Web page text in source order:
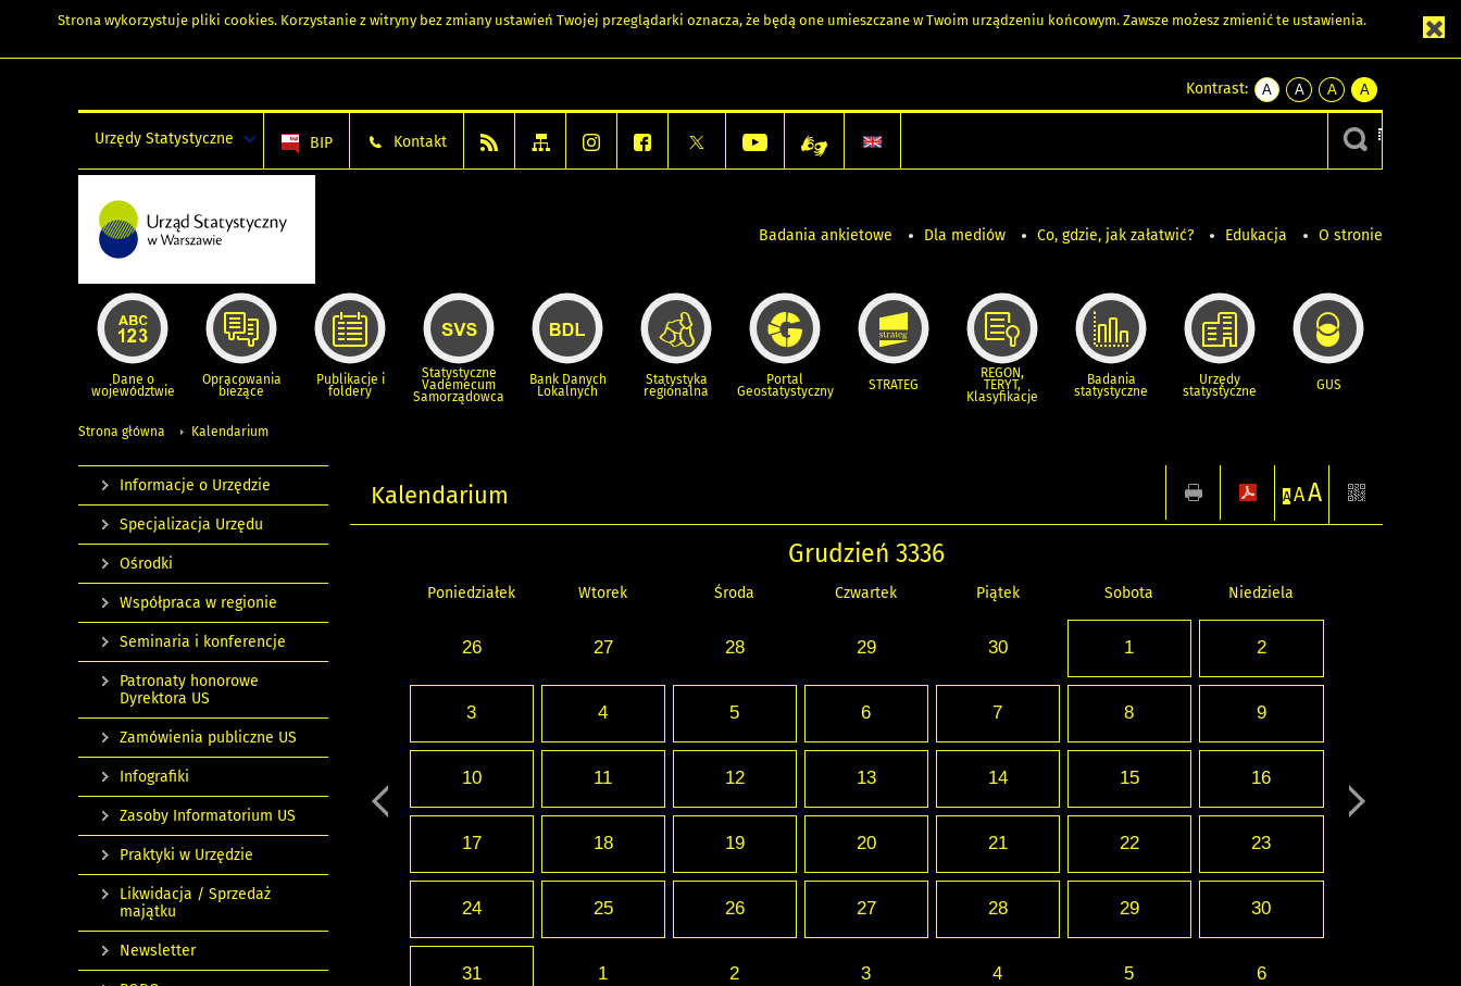
Strona wykorzystuje pliki cookies. Korzystanie z witryny bez zmiany ustawień Twojej przeglądarki oznacza, że będą one umieszczane w Twoim urządzeniu końcowym. Zawsze możesz zmienić te ustawienia.
Kontrast:
A
kontrast
A
kontrast
czarnym
A
kontrast
żółty
tekst
czarnym
A
kontrast
czarny
tekst
żółtym
Urzędy Statystyczne BIP Kontakt
Badania ankietowe Dla mediów Co, gdzie, jak załatwić? Edukacja O stronie
Dane o
województwie
Opracowania
bieżące
Publikacje i
foldery
Statystyczne
Vademecum
Samorządowca
Bank Danych
Lokalnych
Statystyka
regionalna
Portal
Geostatystyczny STRATEG
REGON,
TERYT,
Klasyfikacje
Badania
statystyczne
Urzędy
statystyczne GUS
Strona główna Kalendarium
Kalendarium A AA
Grudzień 3336
Poniedziałek Wtorek Środa Czwartek Piątek Sobota Niedziela
26 27 28 29 30 1 2
3 4 5 6 7 8 9
10 11 12 13 14 15 16
17 18 19 20 21 22 23
24 25 26 27 28 29 30
31 1 2 3 4 5 6
Informacje o Urzędzie
Specjalizacja Urzędu
Ośrodki
Współpraca w regionie
Seminaria i konferencje
Patronaty honorowe
Dyrektora US
Zamówienia publiczne US
Infografiki
Zasoby Informatorium US
Praktyki w Urzędzie
Likwidacja / Sprzedaż
majątku
Newsletter